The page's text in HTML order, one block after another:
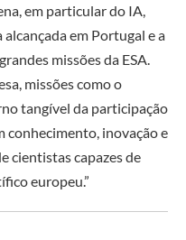
em particular do IA,
em Portugal e a
missões da ESA.
missões como o
tangível da participação
conhecimento, inovação e
cientistas capazes de
europeu.”